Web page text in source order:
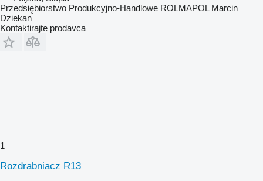
Przedsiębiorstwo Produkcyjno-Handlowe ROLMAPOL Marcin
Dziekan
Kontaktirajte prodavca
1
Rozdrabniacz R13